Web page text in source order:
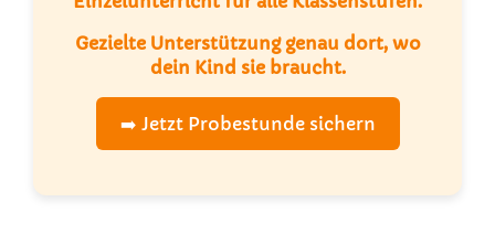
Gezielte Unterstützung genau dort, wo
dein Kind sie braucht.
➡️ Jetzt Probestunde sichern